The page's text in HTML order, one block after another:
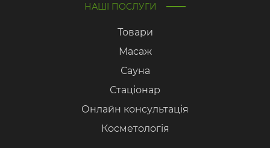
НАШІ ПОСЛУГИ
Товари
Масаж
Сауна
Стаціонар
Онлайн консультація
Косметологія